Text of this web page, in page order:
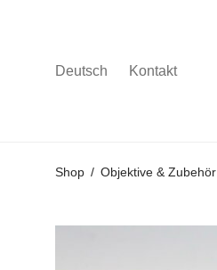
Deutsch Kontakt
Shop / Objektive & Zubehör